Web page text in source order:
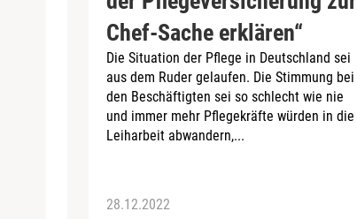
Chef-Sache erklären“
Die Situation der Pflege in Deutschland sei
aus dem Ruder gelaufen. Die Stimmung bei
den Beschäftigten sei so schlecht wie nie
und immer mehr Pflegekräfte würden in die
Leiharbeit abwandern,...
28.12.2022